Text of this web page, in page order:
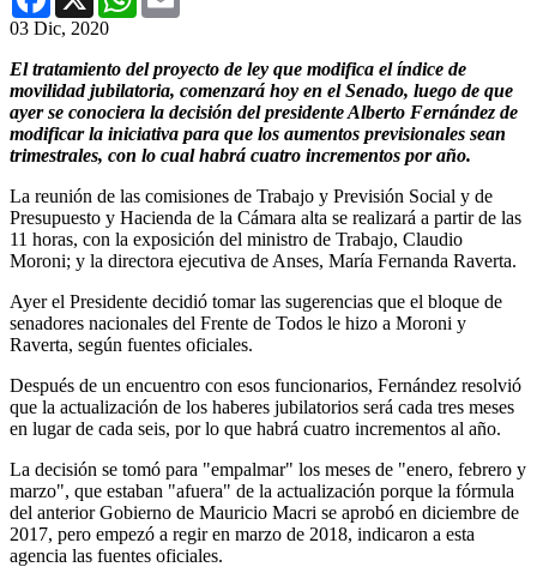
03 Dic, 2020
El tratamiento del proyecto de ley que modifica el índice de
movilidad jubilatoria, comenzará hoy en el Senado, luego de que
ayer se conociera la decisión del presidente Alberto Fernández de
modificar la iniciativa para que los aumentos previsionales sean
trimestrales, con lo cual habrá cuatro incrementos por año.
La reunión de las comisiones de Trabajo y Previsión Social y de
Presupuesto y Hacienda de la Cámara alta se realizará a partir de las
11 horas, con la exposición del ministro de Trabajo, Claudio
Moroni; y la directora ejecutiva de Anses, María Fernanda Raverta.
Ayer el Presidente decidió tomar las sugerencias que el bloque de
senadores nacionales del Frente de Todos le hizo a Moroni y
Raverta, según fuentes oficiales.
Después de un encuentro con esos funcionarios, Fernández resolvió
que la actualización de los haberes jubilatorios será cada tres meses
en lugar de cada seis, por lo que habrá cuatro incrementos al año.
La decisión se tomó para "empalmar" los meses de "enero, febrero y
marzo", que estaban "afuera" de la actualización porque la fórmula
del anterior Gobierno de Mauricio Macri se aprobó en diciembre de
2017, pero empezó a regir en marzo de 2018, indicaron a esta
agencia las fuentes oficiales.